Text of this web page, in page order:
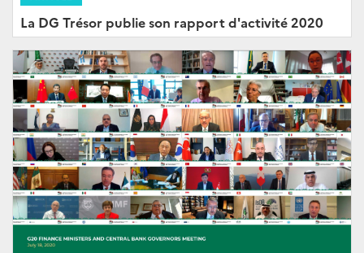
La DG Trésor publie son rapport d'activité 2020